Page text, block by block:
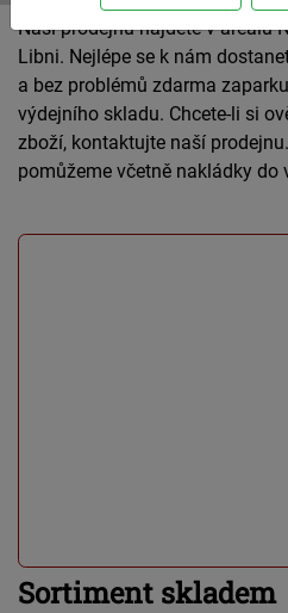
Naší prodejnu najdete v areálu
Libni. Nejlépe se k nám
a bez problémů zdarma
výdejního skladu. Chcete-li si
zboží, kontaktujte naší
pomůžeme včetně nakládky do
Sortiment skladem